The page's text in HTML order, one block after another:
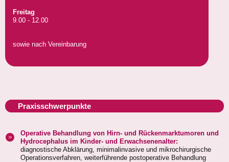
Freitag
9.00 - 12.00
sowie nach Vereinbarung
Praxisschwerpunkte
Operative Behandlung von Hirn- und Rückenmarktumoren und
Hydrocephalus im Kinder- und Erwachsenenalter:
diagnostische Abklärung, minimalinvasive und mikrochirurgische
Operationsverfahren, weiterführende postoperative Behandlung